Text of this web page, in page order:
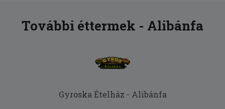
További éttermek - Alibánfa
Gyroska Ételház - Alibánfa